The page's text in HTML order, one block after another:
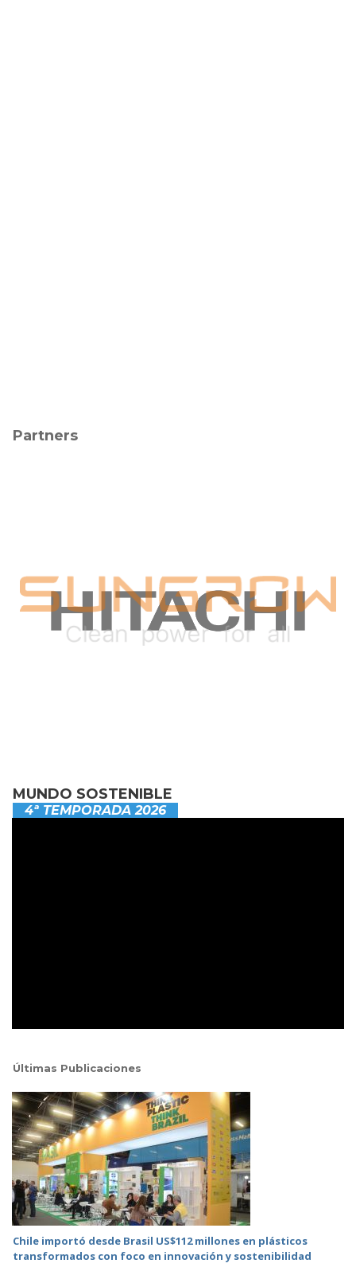
Partners
MUNDO SOSTENIBLE
4ª TEMPORADA 2026
Últimas Publicaciones
Chile importó desde Brasil US$112 millones en plásticos
transformados con foco en innovación y sostenibilidad